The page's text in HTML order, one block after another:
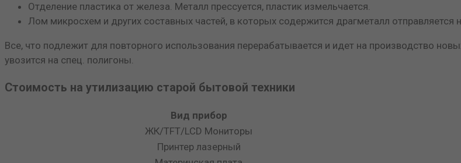
Отделение пластика от железа. Металл прессуется, пластик измельчается.
Лом микросхем и других составных частей, в которых содержится драгметалл отправляется
Все, что подлежит для повторного использования перерабатывается и идет на производство
увозится на спец. полигоны.
Стоимость на утилизацию старой бытовой техники
Вид прибор
ЖК/TFT/LCD Мониторы
Принтер лазерный